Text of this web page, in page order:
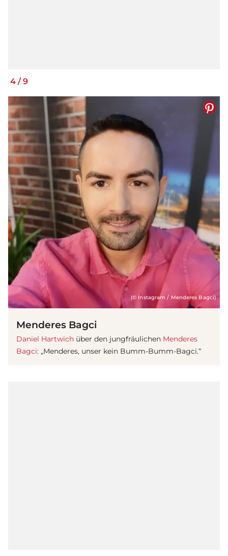
4 /9
(© Instagram / Menderes Bagci)
Menderes Bagci
Daniel Hartwich über den jungfräulichen Menderes
Bagci: „Menderes, unser kein Bumm-Bumm-Bagci.“